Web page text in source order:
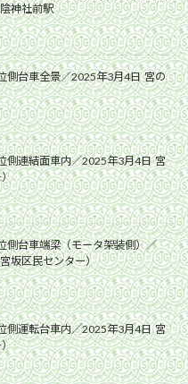
神社前駅
側台車全景／2025年3月4日 宮の
側連結面車内／2025年3月4日 宮
）
側台車端梁（モータ架装側）／
坂区民センター）
側運転台車内／2025年3月4日 宮
）